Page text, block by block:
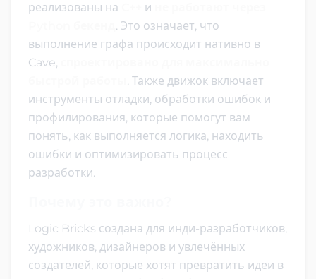
реализованы на
и
. Это означает, что
выполнение графа происходит нативно в
Cave,
. Также движок включает
инструменты отладки, обработки ошибок и
профилирования, которые помогут вам
понять, как выполняется логика, находить
ошибки и оптимизировать процесс
разработки.
Logic Bricks создана для инди-разработчиков,
художников, дизайнеров и увлечённых
создателей, которые хотят превратить идеи в